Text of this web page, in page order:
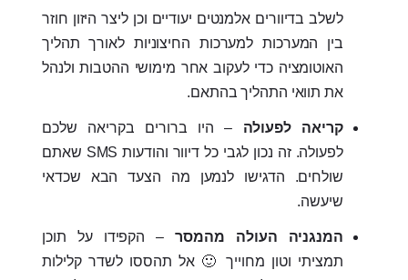
לשלב בדיוורים אלמנטים יעודיים וכן ליצר היזון חוזר
בין המערכות למערכות החיצוניות לאורך תהליך
האוטומציה כדי לעקוב אחר מימושי ההטבות ולנהל
את תוואי התהליך בהתאם.
קריאה לפעולה – היו ברורים בקריאה שלכם
לפעולה. זה נכון לגבי כל דיוור והודעות SMS שאתם
שולחים. הדגישו לנמען מה הצעד הבא שכדאי
שיעשה.
המנגניה העולה מהמסר– הקפידו על תוכן
תמציתי וטון מחוייך 🙂 אל תהססו לשדר קלילות